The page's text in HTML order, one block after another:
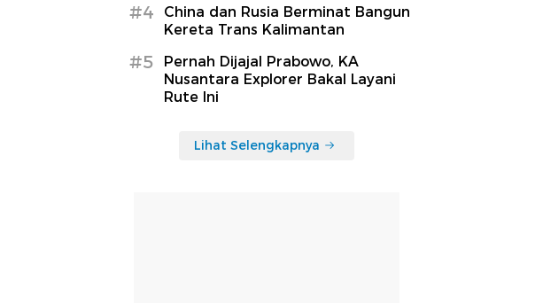
#4
China dan Rusia Berminat Bangun
Kereta Trans Kalimantan
#5
Pernah Dijajal Prabowo, KA
Nusantara Explorer Bakal Layani
Rute Ini
Lihat Selengkapnya